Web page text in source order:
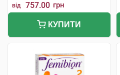
від 757.00 грн
КУПИТИ